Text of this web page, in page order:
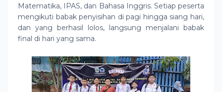
Matematika, IPAS, dan Bahasa Inggris. Setiap peserta
mengikuti babak penyisihan di pagi hingga siang hari,
dan yang berhasil lolos, langsung menjalani babak
final di hari yang sama.